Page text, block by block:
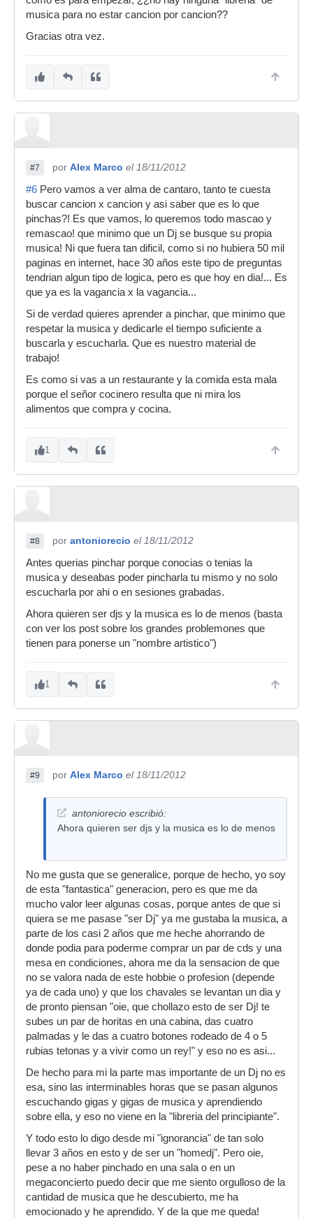
musica para no estar cancion por cancion??
Gracias otra vez.
#7 por Alex Marco el 18/11/2012
#6 Pero vamos a ver alma de cantaro, tanto te cuesta
buscar cancion x cancion y asi saber que es lo que
pinchas?! Es que vamos, lo queremos todo mascao y
remascao! que minimo que un Dj se busque su propia
musica! Ni que fuera tan dificil, como si no hubiera 50 mil
paginas en internet, hace 30 años este tipo de preguntas
tendrian algun tipo de logica, pero es que hoy en dia!... Es
que ya es la vagancia x la vagancia...
Si de verdad quieres aprender a pinchar, que minimo que
respetar la musica y dedicarle el tiempo suficiente a
buscarla y escucharla. Que es nuestro material de
trabajo!
Es como si vas a un restaurante y la comida esta mala
porque el señor cocinero resulta que ni mira los
alimentos que compra y cocina.
1
#8 por antoniorecio el 18/11/2012
Antes querias pinchar porque conocias o tenias la
musica y deseabas poder pincharla tu mismo y no solo
escucharla por ahi o en sesiones grabadas.
Ahora quieren ser djs y la musica es lo de menos (basta
con ver los post sobre los grandes problemones que
tienen para ponerse un "nombre artistico")
1
#9 por Alex Marco el 18/11/2012
antoniorecio escribió:
Ahora quieren ser djs y la musica es lo de menos
No me gusta que se generalice, porque de hecho, yo soy
de esta "fantastica" generacion, pero es que me da
mucho valor leer algunas cosas, porque antes de que si
quiera se me pasase "ser Dj" ya me gustaba la musica, a
parte de los casi 2 años que me heche ahorrando de
donde podia para poderme comprar un par de cds y una
mesa en condiciones, ahora me da la sensacion de que
no se valora nada de este hobbie o profesion (depende
ya de cada uno) y que los chavales se levantan un dia y
de pronto piensan "oie, que chollazo esto de ser Dj! te
subes un par de horitas en una cabina, das cuatro
palmadas y le das a cuatro botones rodeado de 4 o 5
rubias tetonas y a vivir como un rey!" y eso no es asi...
De hecho para mi la parte mas importante de un Dj no es
esa, sino las interminables horas que se pasan algunos
escuchando gigas y gigas de musica y aprendiendo
sobre ella, y eso no viene en la "libreria del principiante".
Y todo esto lo digo desde mi "ignorancia" de tan solo
llevar 3 años en esto y de ser un "homedj". Pero oie,
pese a no haber pinchado en una sala o en un
megaconcierto puedo decir que me siento orgulloso de la
cantidad de musica que he descubierto, me ha
emocionado y he aprendido. Y de la que me queda!